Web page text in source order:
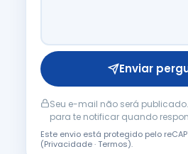
Enviar
Seu e-mail não será
para te notificar quando
Este envio está protegido pelo
(Privacidade·Termos).